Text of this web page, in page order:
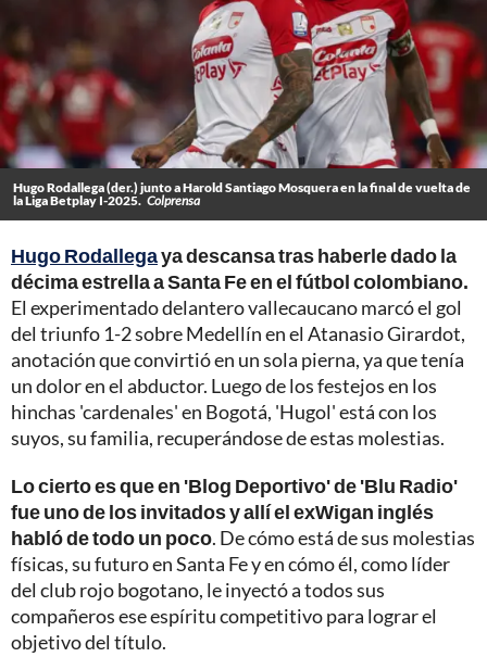
Hugo Rodallega (der.) junto a Harold Santiago Mosquera en la final de vuelta de
la Liga Betplay I-2025. Colprensa
Hugo Rodallegaya descansa tras haberle dado la
décima estrella a Santa Fe en el fútbol colombiano.
El experimentado delantero vallecaucano marcó el gol
del triunfo 1-2 sobre Medellín en el Atanasio Girardot,
anotación que convirtió en un sola pierna, ya que tenía
un dolor en el abductor. Luego de los festejos en los
hinchas 'cardenales' en Bogotá, 'Hugol' está con los
suyos, su familia, recuperándose de estas molestias.
Lo cierto es que en 'Blog Deportivo' de 'Blu Radio'
fue uno de los invitados y allí el exWigan inglés
habló de todo un poco. De cómo está de sus molestias
físicas, su futuro en Santa Fe y en cómo él, como líder
del club rojo bogotano, le inyectó a todos sus
compañeros ese espíritu competitivo para lograr el
objetivo del título.